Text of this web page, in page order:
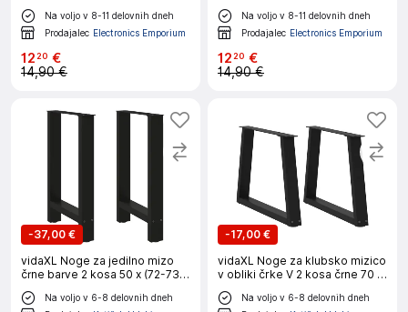
Na voljo v 8-11 delovnih dneh
Prodajalec Electronics Emporium
12 20 €
14,90 €
Na voljo v 8-11 delovnih dneh
Prodajalec Electronics Emporium
12 20 €
14,90 €
-37,00 €
vidaXL Noge za jedilno mizo
črne barve 2 kosa 50 x (72-73)
cm jeklo
Na voljo v 6-8 delovnih dneh
-17,00 €
vidaXL Noge za klubsko mizico
v obliki črke V 2 kosa črne 70 x
(42-43,3) cm jeklo
Na voljo v 6-8 delovnih dneh